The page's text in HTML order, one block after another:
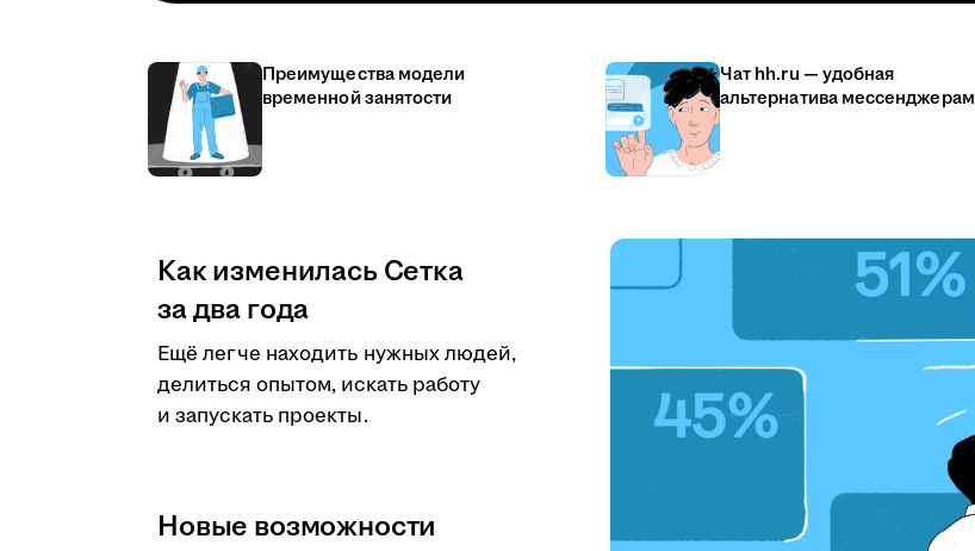
Преимущества модели
временной занятости
Чат hh.ru — удобная
альтернатива мессенджерам
Как изменилась Сетка
за два года
Ещё легче находить нужных людей,
делиться опытом, искать работу
и запускать проекты.
Новые возможности